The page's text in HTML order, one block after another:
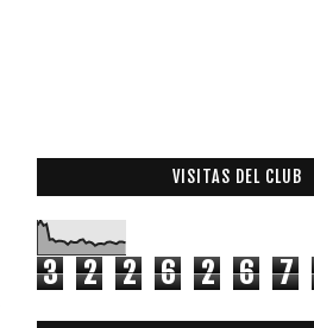
VISITAS DEL CLUB
3 2 2 6 2 6 7